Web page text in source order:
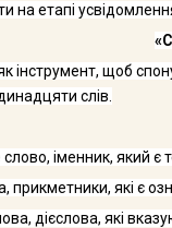
етапі
інструмент, щоб
слів.
іменник, який є
які є
дієслова, які